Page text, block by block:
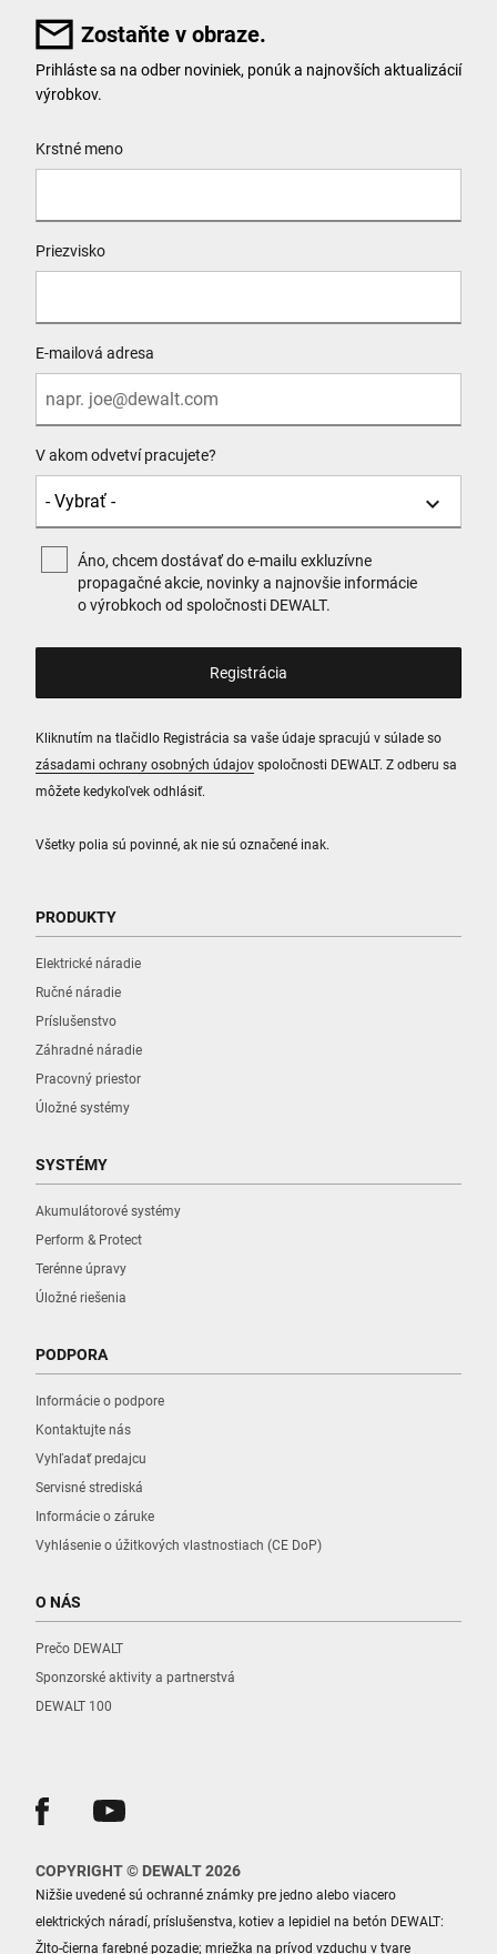
Zostaňte v obraze.
Všetky polia sú povinné, ak nie sú označené inak.
Prihláste sa na odber noviniek, ponúk a najnovších aktualizácií
výrobkov.
Krstné meno
Priezvisko
E-mailová adresa
V akom odvetví pracujete?
Áno, chcem dostávať do e-mailu exkluzívne
propagačné akcie, novinky a najnovšie informácie
o výrobkoch od spoločnosti DEWALT.
Kliknutím na tlačidlo Registrácia sa vaše údaje spracujú v súlade so
zásadami ochrany osobných údajov spoločnosti DEWALT. Z odberu sa
môžete kedykoľvek odhlásiť.
PRODUKTY
Elektrické náradie
Ručné náradie
Príslušenstvo
Záhradné náradie
Pracovný priestor
Úložné systémy
SYSTÉMY
Akumulátorové systémy
Perform & Protect
Terénne úpravy
Úložné riešenia
PODPORA
Informácie o podpore
Kontaktujte nás
Vyhľadať predajcu
Servisné strediská
Informácie o záruke
Vyhlásenie o úžitkových vlastnostiach (CE DoP)
O NÁS
Prečo DEWALT
Sponzorské aktivity a partnerstvá
DEWALT 100
COPYRIGHT © DEWALT 2026
Nižšie uvedené sú ochranné známky pre jedno alebo viacero
elektrických náradí, príslušenstva, kotiev a lepidiel na betón DEWALT:
Žlto-čierna farebné pozadie; mriežka na prívod vzduchu v tvare